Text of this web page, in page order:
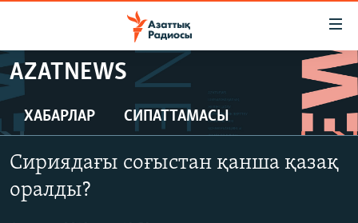
Skip
to
main
content
to
main
Navigation
САЯСАТ
ҚАҢТАР ОҚИҒАСЫ
АДАМ ҚҰҚЫҚТАРЫ
AZATNEWS
ХАБАРЛАР СИПАТТАМАСЫ
Сириядағы соғыстан қанша қазақ
оралды?